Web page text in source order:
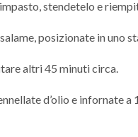
stendetelo e
posizionate in uno
altri 45 minuti circa.
d’olio e infornate